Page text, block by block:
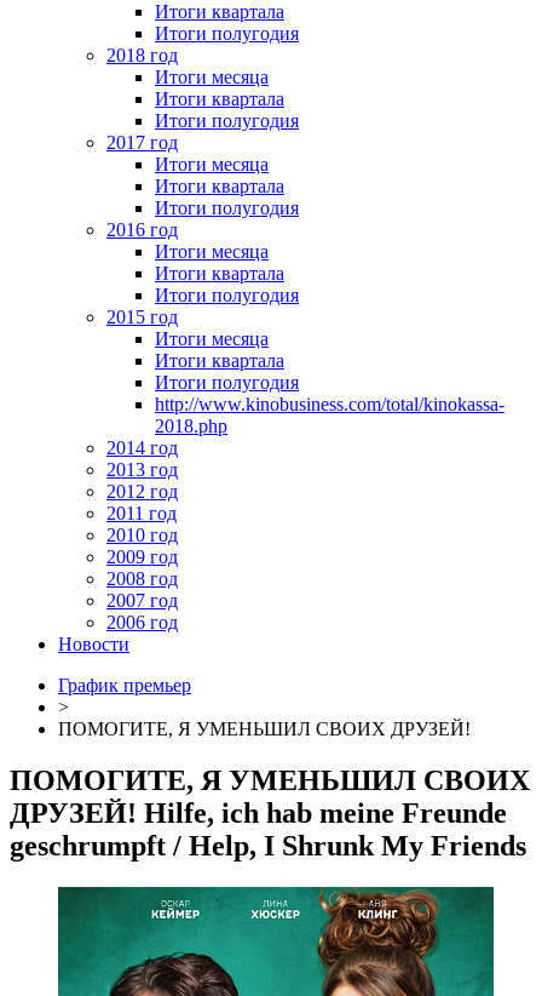
Итоги квартала
Итоги полугодия
2018 год
Итоги месяца
Итоги квартала
Итоги полугодия
2017 год
Итоги месяца
Итоги квартала
Итоги полугодия
2016 год
Итоги месяца
Итоги квартала
Итоги полугодия
2015 год
Итоги месяца
Итоги квартала
Итоги полугодия
http://www.kinobusiness.com/total/kinokassa-
2018.php
2014 год
2013 год
2012 год
2011 год
2010 год
2009 год
2008 год
2007 год
2006 год
Новости
График премьер
>
ПОМОГИТЕ, Я УМЕНЬШИЛ СВОИХ ДРУЗЕЙ!
ПОМОГИТЕ, Я УМЕНЬШИЛ СВОИХ
ДРУЗЕЙ! Hilfe, ich hab meine Freunde
geschrumpft / Help, I Shrunk My Friends